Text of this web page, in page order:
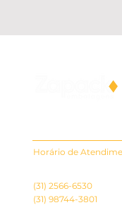
Horário de
(31) 2566-6530
(31) 98744-3801